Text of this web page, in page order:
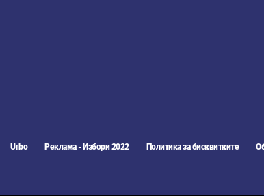
Urbo Реклама - Избори 2022 Политика за бисквитките